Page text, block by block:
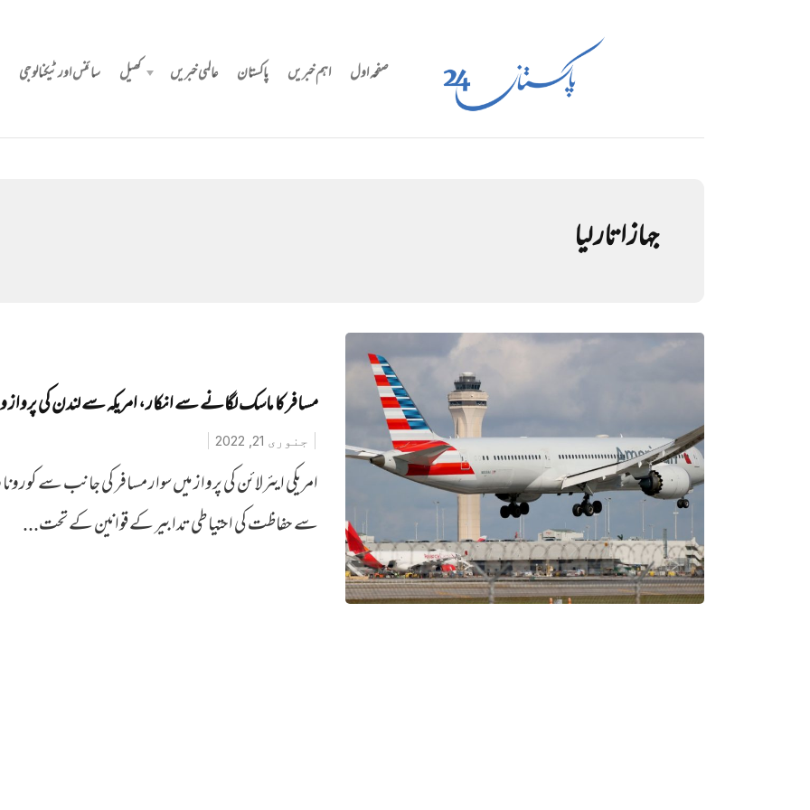
صفحہ اول اہم خبریں پاکستان عالمی خبریں کھیل سائنس اور ٹیکنالوجی
جہاز اتار لیا
مسافر کا ماسک لگانے سے انکار، امریکہ سے لندن کی
جنوری 21, 2022
امریکی ایئرلائن کی پرواز میں سوار مسافر کی جانب سے کورونا
سے حفاظت کی احتیاطی تدابیر کے قوانین کے تحت...